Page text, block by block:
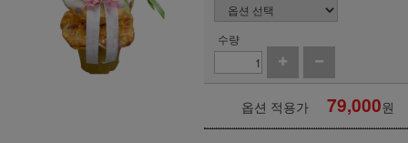
수량
옵션 적용가 79,000원